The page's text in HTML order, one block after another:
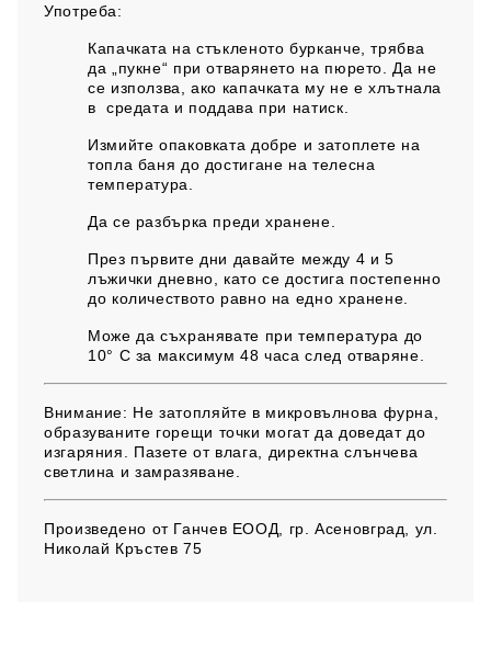
Употреба:
Капачката на стъкленото бурканче, трябва
да „пукне“ при отварянето на пюрето. Да не
се използва, ако капачката му не е хлътнала
в средата и поддава при натиск.
Измийте опаковката добре и затоплете на
топла баня до достигане на телесна
температура.
Да се разбърка преди хранене.
През първите дни давайте между 4 и 5
лъжички дневно, като се достига постепенно
до количеството равно на едно хранене.
Може да съхранявате при температура до
10° С за максимум 48 часа след отваряне.
Внимание: Не затопляйте в микровълнова фурна,
образуваните горещи точки могат да доведат до
изгаряния. Пазете от влага, директна слънчева
светлина и замразяване.
Произведено отГанчев ЕООД, гр. Асеновград, ул.
Николай Кръстев 75